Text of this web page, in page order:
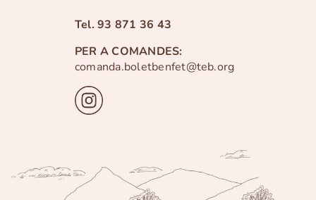
Tel.93 871 36 43
PER A COMANDES:
comanda.boletbenfet@teb.org